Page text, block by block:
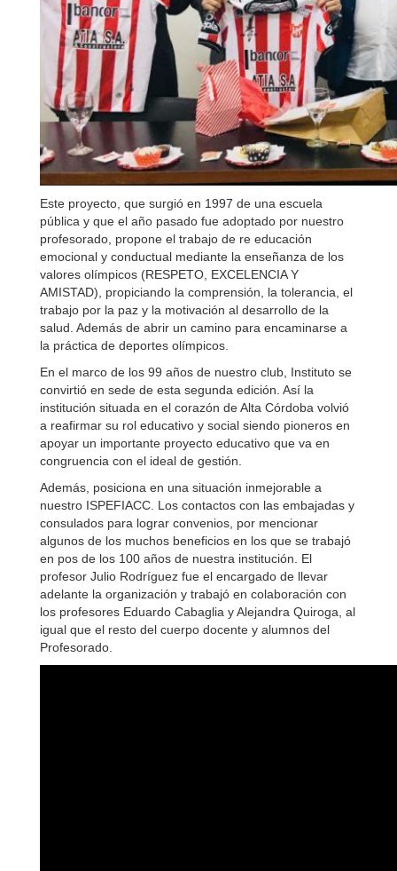
Este proyecto, que surgió en 1997 de una escuela
pública y que el año pasado fue adoptado por nuestro
profesorado, propone el trabajo de re educación
emocional y conductual mediante la enseñanza de los
valores olímpicos (RESPETO, EXCELENCIA Y
AMISTAD), propiciando la comprensión, la tolerancia, el
trabajo por la paz y la motivación al desarrollo de la
salud. Además de abrir un camino para encaminarse a
la práctica de deportes olímpicos.
En el marco de los 99 años de nuestro club, Instituto se
convirtió en sede de esta segunda edición. Así la
institución situada en el corazón de Alta Córdoba volvió
a reafirmar su rol educativo y social siendo pioneros en
apoyar un importante proyecto educativo que va en
congruencia con el ideal de gestión.
Además, posiciona en una situación inmejorable a
nuestro ISPEFIACC. Los contactos con las embajadas y
consulados para lograr convenios, por mencionar
algunos de los muchos beneficios en los que se trabajó
en pos de los 100 años de nuestra institución. El
profesor Julio Rodríguez fue el encargado de llevar
adelante la organización y trabajó en colaboración con
los profesores Eduardo Cabaglia y Alejandra Quiroga, al
igual que el resto del cuerpo docente y alumnos del
Profesorado.